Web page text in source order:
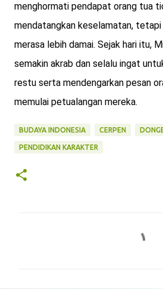
menghormati pendapat orang tua
mendatangkan keselamatan,
merasa lebih damai. Sejak hari itu,
semakin akrab dan selalu ingat
restu serta mendengarkan pesan
memulai petualangan mereka.
BUDAYA INDONESIA CERPEN
PENDIDIKAN KARAKTER